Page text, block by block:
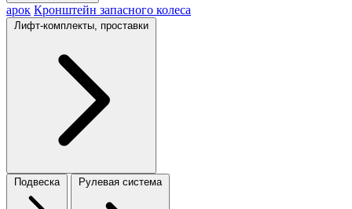
арок Кронштейн запасного колеса
Лифт-комплекты, проставки
Подвеска Рулевая система